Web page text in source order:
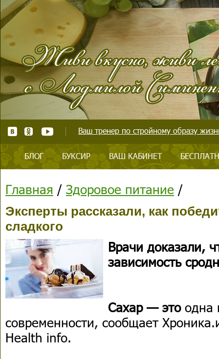
Ваш тренер по стройному образу
БЛОГ БУКСИР ВАШ КАБИНЕТ
Главная / Здоровое питание /
Эксперты рассказали, как
сладкого
Врачи доказали,
зависимость
Сахар — этоодна
современности, сообщает
Health info.